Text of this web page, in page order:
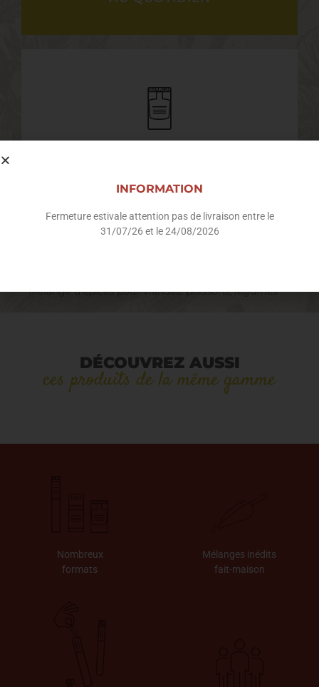
Mélange d’épices pour viandes, poissons, légumes
DÉCOUVREZ AUSSI
ces produits de la même gamme
Nombreux
formats
Mélanges inédits
fait-maison
INFORMATION
Fermeture estivale attention pas de livraison entre le
31/07/26 et le 24/08/2026